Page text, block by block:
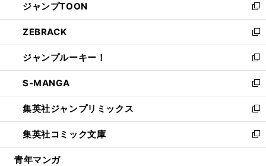
く
で
開
く
ド
ウ
で
開
く
ィ
ン
ド
ウ
で
開
く
い
ウ
ィ
ン
ド
ウ
で
開
く
ジャンプTOON
新
し
い
ウ
ィ
ン
ド
ウ
で
開
く
ZEBRACK
新
し
い
ウ
ィ
ン
ド
ウ
で
開
ジャンプルーキー！
新
し
い
ウ
ィ
ン
ド
ウ
S-MANGA
新
し
い
ウ
ィ
ン
集英社ジャンプリミックス
新
し
い
ウ
集英社コミック文庫
新
し
青年マンガ